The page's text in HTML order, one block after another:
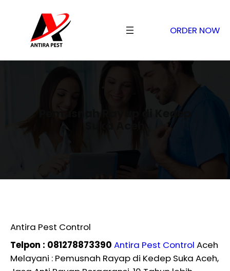
ORDER NOW
Pemusnah Rayap di Kedep
Antira Pest Control
Telpon : 081278873390 Antira Pest Control Aceh
Melayani : Pemusnah Rayap di Kedep Suka Aceh,